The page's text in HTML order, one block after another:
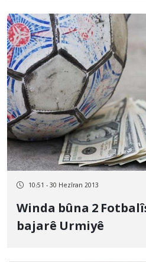
10:51 - 30 Hezîran 2013
Winda bûna 2
bajarê Urmiyê